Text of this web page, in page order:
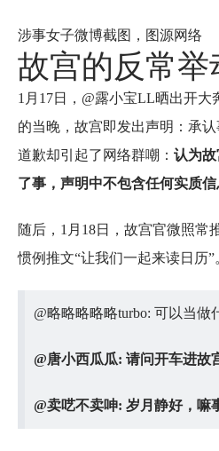
涉事女子微博截图，图源网络
故宫的反常举
1月17日，@露小宝LL晒出开
的当晚，故宫即发出声明：承
道歉却引起了网络群嘲： 认为
了事，声明中不包含任何实质信
随后，1月18日，故宫官微照常
惯例推文“让我们一起来读日历
@略略略略略turbo: 可以当
@唐小西瓜瓜: 请问开车进故
@卖呓不卖呻: 岁月静好，嘛